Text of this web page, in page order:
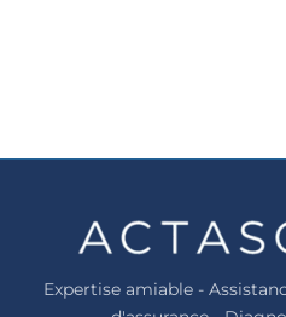
Expertise amiable -